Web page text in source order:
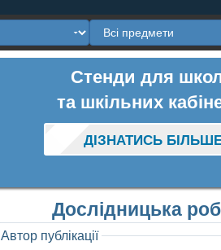
Стенди для
та шкільних
ДІЗНАТИСЬ
Дослідницька
Автор публікації